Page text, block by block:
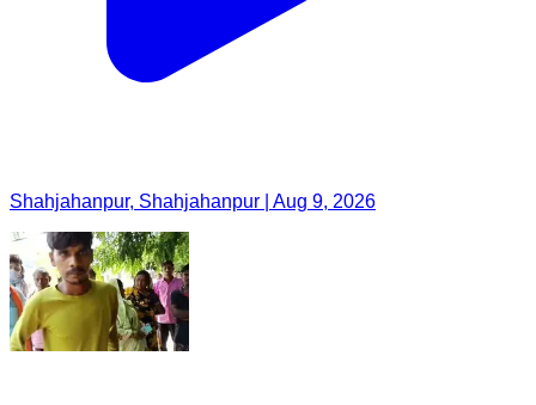
Shahjahanpur, Shahjahanpur | Aug 9, 2026